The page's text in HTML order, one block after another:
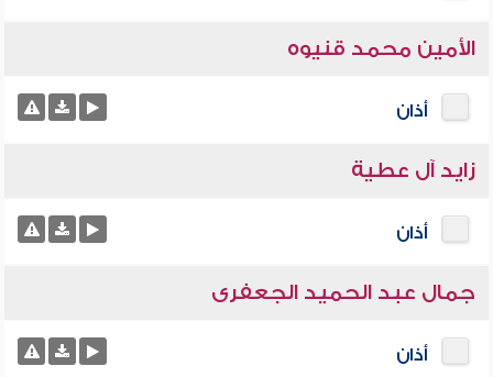
الأمين محمد قنيوه
أذان
زايد آل عطية
أذان
جمال عبد الحميد الجعفرى
أذان